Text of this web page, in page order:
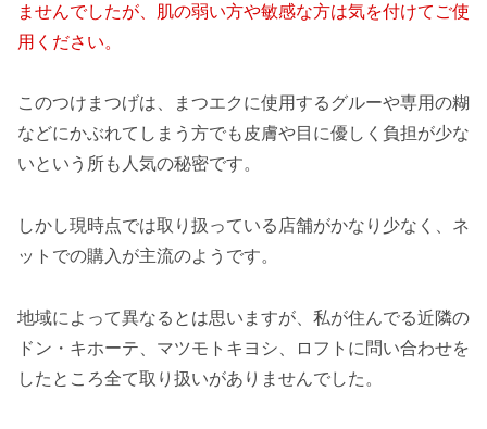
ませんでしたが、肌の弱い方や敏感な方は気を付けてご使
用ください。
このつけまつげは、まつエクに使用するグルーや専用の糊
などにかぶれてしまう方でも皮膚や目に優しく負担が少な
いという所も人気の秘密です。
しかし現時点では取り扱っている店舗がかなり少なく、ネ
ットでの購入が主流のようです。
地域によって異なるとは思いますが、私が住んでる近隣の
ドン・キホーテ、マツモトキヨシ、ロフトに問い合わせを
したところ全て取り扱いがありませんでした。